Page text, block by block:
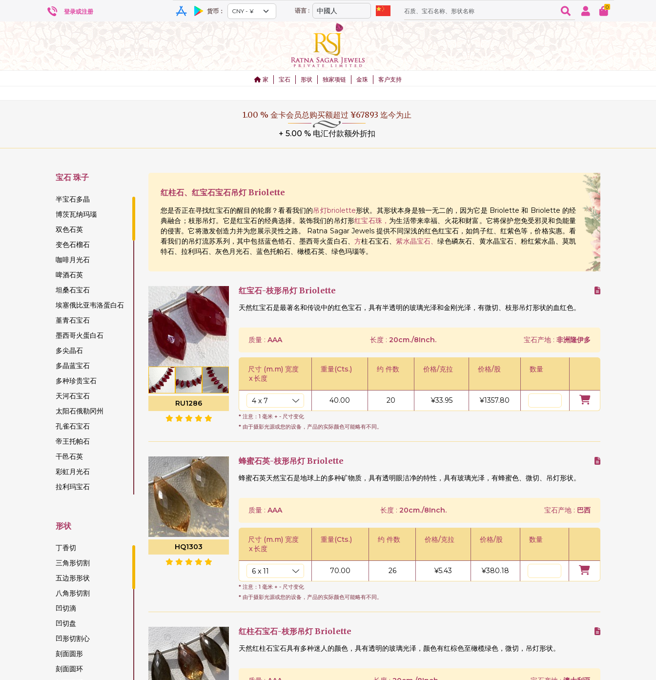
登录或注册 货币： 语言 : 0
家 宝石 形状 独家项链 金珠 客户支持
1.00 % 金卡会员总购买额超过 ¥67893 迄今为止
+ 5.00 % 电汇付款额外折扣
宝石 珠子
半宝石多晶
博茨瓦纳玛瑙
双色石英
变色石榴石
咖啡月光石
啤酒石英
坦桑石宝石
埃塞俄比亚韦洛蛋白石
堇青石宝石
墨西哥火蛋白石
多尖晶石
多晶蓝宝石
多种珍贵宝石
天河石宝石
太阳石俄勒冈州
孔雀石宝石
帝王托帕石
干邑石英
彩虹月光石
拉利玛宝石
方柱石宝石
方钠石宝石
日光石宝石
松吉亚蓝宝石
柑橘石榴石
染色红宝石
柠檬石英
桃色月光石
棕锆石
橄榄石宝石
形状
丁香切
三角形切割
五边形形状
八角形切割
凹切滴
凹切盘
凹形切割心
刻面圆形
刻面圆环
红柱石、红宝石宝石吊灯 Briolette
您是否正在寻找红宝石的醒目的轮廓？看看我们的吊灯briolette形状。其形状本身是独一无二的，因为它是 Briolette 和 Briolette 的经
典融合；枝形吊灯。它是红宝石的经典选择。装饰我们的吊灯形红宝石珠， 为生活带来幸福、火花和财富。它将保护您免受邪灵和负能量
的侵害。它将激发创造力并为您展示灵性之路。 Ratna Sagar Jewels 提供不同深浅的红色红宝石，如鸽子红、红紫色等，价格实惠。看
看我们的吊灯流苏系列，其中包括蓝色锆石、墨西哥火蛋白石、方柱石宝石、紫水晶宝石、绿色磷灰石、黄水晶宝石、粉红紫水晶、莫凯
特石、拉利玛石、灰色月光石、蓝色托帕石、橄榄石英、绿色玛瑙等。
RU1286
红宝石-枝形吊灯 Briolette
天然红宝石是最著名和传说中的红色宝石，具有半透明的玻璃光泽和金刚光泽，有微切、枝形吊灯形状的血红色。
质量 : AAA 长度 : 20cm./8Inch. 宝石产地 : 非洲隆伊多
尺寸 (m.m) 宽度
x长度
重量(Cts.) 约 件数 价格/克拉 价格/股 数量
40.00 20 ¥33.95 ¥1357.80
* 注意：1 毫米 + - 尺寸变化
* 由于摄影光源或您的设备，产品的实际颜色可能略有不同。
HQ1303
蜂蜜石英-枝形吊灯 Briolette
蜂蜜石英天然宝石是地球上的多种矿物质，具有透明眼洁净的特性，具有玻璃光泽，有蜂蜜色、微切、吊灯形状。
质量 : AAA 长度 : 20cm./8Inch. 宝石产地 : 巴西
尺寸 (m.m) 宽度
x长度
重量(Cts.) 约 件数 价格/克拉 价格/股 数量
70.00 26 ¥5.43 ¥380.18
* 注意：1 毫米 + - 尺寸变化
* 由于摄影光源或您的设备，产品的实际颜色可能略有不同。
红柱石宝石-枝形吊灯 Briolette
天然红柱石宝石具有多种迷人的颜色，具有透明的玻璃光泽，颜色有红棕色至橄榄绿色，微切，吊灯形状。